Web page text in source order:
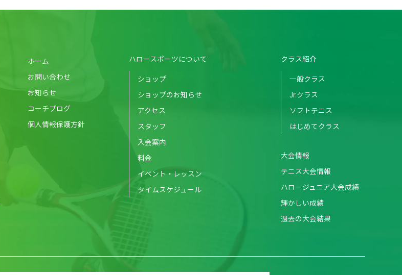
ホーム
お問い合わせ
お知らせ
コーチブログ
個人情報保護方針
ハロースポーツについて
ショップ
ショップのお知らせ
アクセス
スタッフ
入会案内
料金
イベント・レッスン
タイムスケジュール
クラス紹介
一般クラス
Jr.クラス
ソフトテニス
はじめてクラス
大会情報
テニス大会情報
ハロージュニア大会成績
輝かしい成績
過去の大会結果